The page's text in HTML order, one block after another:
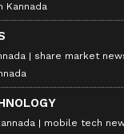
Kannada
share market
mobile tech